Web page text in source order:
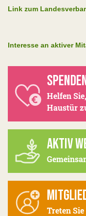
Link zum
Interesse an aktiver
Helfen
Haustür
AKTIV
Treten